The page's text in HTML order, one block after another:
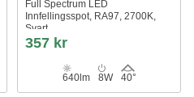
Full Spectrum LED
Innfellingsspot, RA97, 2700K,
Svart
357 kr
640lm 8W 40°